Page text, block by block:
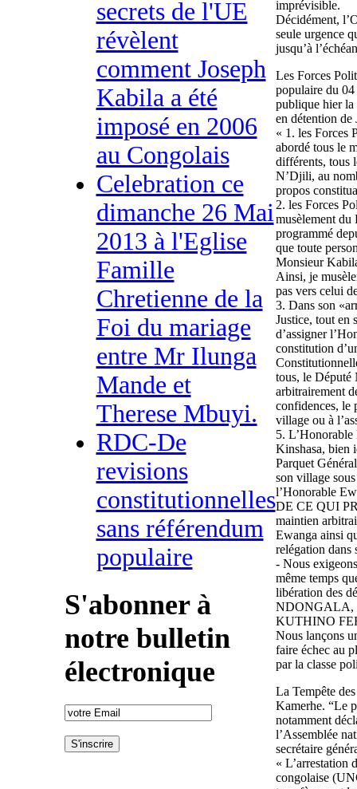
secrets de l'UE
révèlent
comment Joseph
Kabila a été
imposé en 2006
au Congolais
Celebration ce
dimanche 26 Mai
2013 à l'Eglise
Famille
Chretienne de la
Foi du mariage
entre Mr Ilunga
Mande et
Therese Mbuyi.
RDC-De
revisions
constitutionnelles
sans référendum
populaire
S'abonner à
notre bulletin
électronique
imprévisible.
Décidément,
seule urgence
jusqu’à
Les Forces
populaire du 04
publique hier la
en détention de
« 1. les Forces
abordé tous le
différents, tous
N’Djili, au
propos
2. les Forces
musèlement du
programmé
que toute
Monsieur
Ainsi, je
pas vers celui
3. Dans son
Justice, tout en
d’assigner
constitution
tous, le Député
arbitrairement
confidences, le
village ou à
5. L’Honorable
Kinshasa, bien
Parquet
son village
l’Honorable
DE CE QUI
maintien
Ewanga ainsi
relégation dans
- Nous
même temps
libération des
NDONGALA,
KUTHINO
Nous lançons
faire échec au
par la classe
La Tempête
Kamerhe. “Le
notamment
l’Assemblée
secrétaire
« L’arrestation
congolaise